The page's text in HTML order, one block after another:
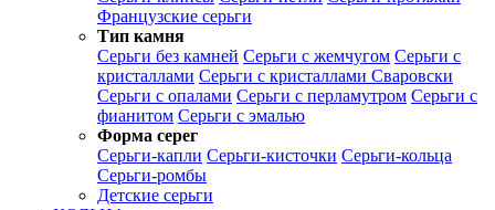
Французские серьги
Тип камня
Серьги без камней Серьги с жемчугом Серьги с
кристаллами Серьги с кристаллами Сваровски
Серьги с опалами Серьги с перламутром Серьги с
фианитом Серьги с эмалью
Форма серег
Серьги-капли Серьги-кисточки Серьги-кольца
Серьги-ромбы
Детские серьги